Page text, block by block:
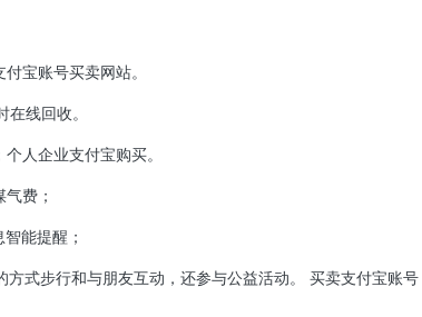
宝账号买卖网站。
线回收。
人企业支付宝购买。
费；
能提醒；
式步行和与朋友互动，还参与公益活动。 买卖支付宝账号